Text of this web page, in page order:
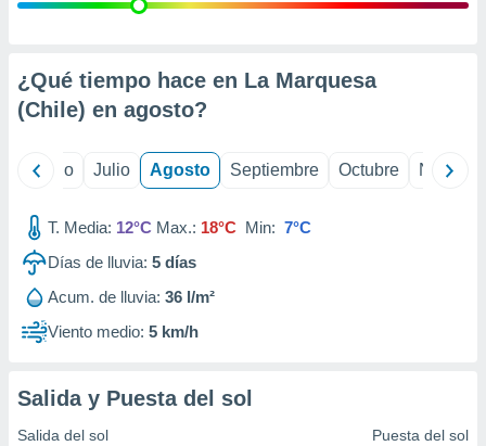
e
mediante
de
1199
¿Qué tiempo hace en La Marquesa
(Chile) en agosto?
Junio Julio Agosto Septiembre Octubre
T. Media: 12°C Max.: 18°C Min: 7°C
Días de lluvia: 5 días
Acum. de lluvia: 36 l/m²
Viento medio: 5 km/h
Salida y Puesta del sol
Salida del sol Puesta del sol